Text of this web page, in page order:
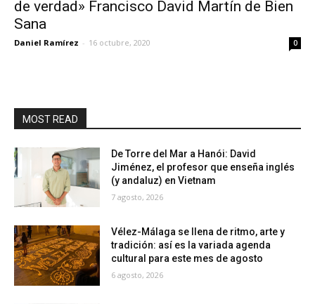
de verdad» Francisco David Martín de Bien
Sana
Daniel Ramírez - 16 octubre, 2020 0
MOST READ
De Torre del Mar a Hanói: David
Jiménez, el profesor que enseña inglés
(y andaluz) en Vietnam
7 agosto, 2026
Vélez-Málaga se llena de ritmo, arte y
tradición: así es la variada agenda
cultural para este mes de agosto
6 agosto, 2026